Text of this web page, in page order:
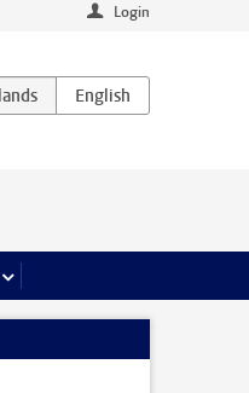
Login
& Marketing pagina’s
meer Veiligheid pagina’s